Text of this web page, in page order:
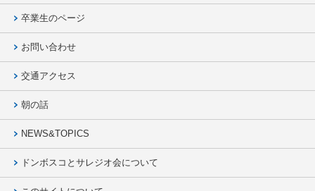
卒業生のページ
お問い合わせ
交通アクセス
朝の話
NEWS&TOPICS
ドンボスコとサレジオ会について